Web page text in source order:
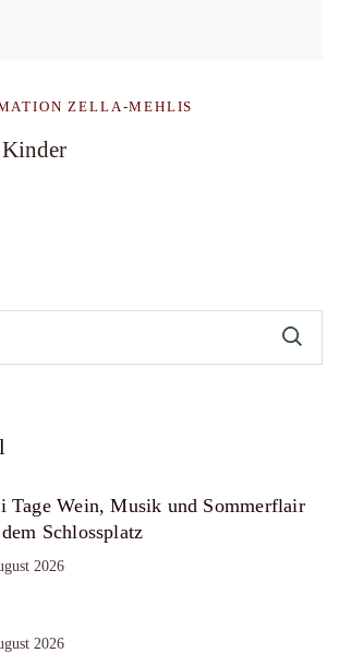
ZELLA-MEHLIS
Tage Wein, Musik und Sommerflair
Schlossplatz
2026
2026